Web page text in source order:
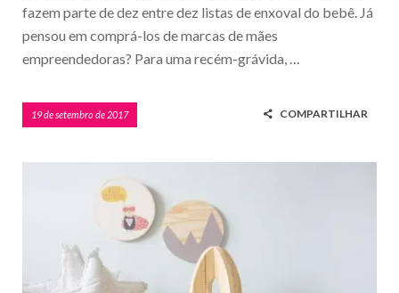
fazem parte de dez entre dez listas de enxoval do bebê. Já
pensou em comprá-los de marcas de mães
empreendedoras? Para uma recém-grávida, …
19 de setembro de 2017 COMPARTILHAR